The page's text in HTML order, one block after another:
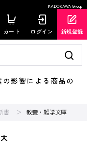
KADOKAWA Group
カート ログイン 新規登録
影響による商品の
書 教養・雑学文庫